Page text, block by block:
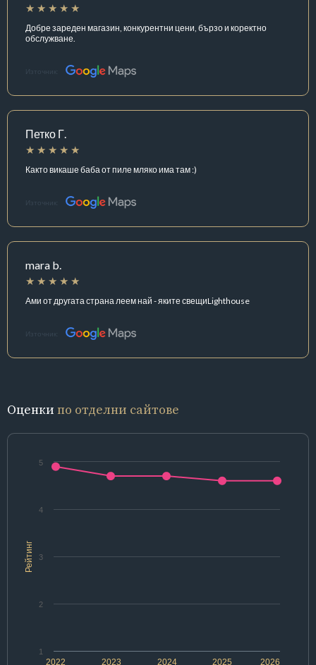
Добре зареден магазин, конкурентни цени, бързо и коректно
обслужване.
Източник:
Петко Г.
Както викаше баба от пиле мляко има там :)
Източник:
mara b.
Ами от другата страна леем най - яките свещиLighthouse
Източник:
Оценки по отделни сайтове
Рейтинг
2022 2024 2026
2023 2025
1
2
3
4
5